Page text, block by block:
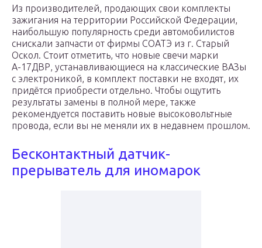
Из производителей, продающих свои комплекты
зажигания на территории Российской Федерации,
наибольшую популярность среди автомобилистов
снискали запчасти от фирмы СОАТЭ из г. Старый
Оскол. Стоит отметить, что новые свечи марки
А-17ДВР, устанавливающиеся на классические ВАЗы
с электроникой, в комплект поставки не входят, их
придётся приобрести отдельно. Чтобы ощутить
результаты замены в полной мере, также
рекомендуется поставить новые высоковольтные
провода, если вы не меняли их в недавнем прошлом.
Бесконтактный датчик-
прерыватель для иномарок